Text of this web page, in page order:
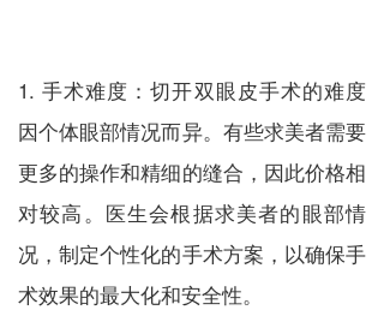
1. 手术难度：切开双眼皮手术的难度
因个体眼部情况而异。有些求美者需要
更多的操作和精细的缝合，因此价格相
对较高。医生会根据求美者的眼部情
况，制定个性化的手术方案，以确保手
术效果的最大化和安全性。